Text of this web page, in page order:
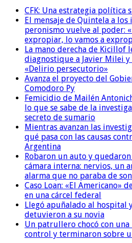
CFK: Una estrategia política
El mensaje de Quintela a los
peronismo vuelve al poder:
expropiar, lo vamos a
La mano derecha de Kicillof
diagnostique a Javier Milei
«Delirio persecutorio»
Avanza el proyecto del
Comodoro Py
Femicidio de Mailén
lo que se sabe de la
secreto de sumario
Mientras avanzan las
qué pasa con las causas
Argentina
Robaron un auto y
cámara interna: nervios, un
alarma que no paraba de
Caso Loan: «El Americano»
en una cárcel federal
Llegó apuñalado al hospital
detuvieron a su novia
Un patrullero chocó con
control y terminaron sobre